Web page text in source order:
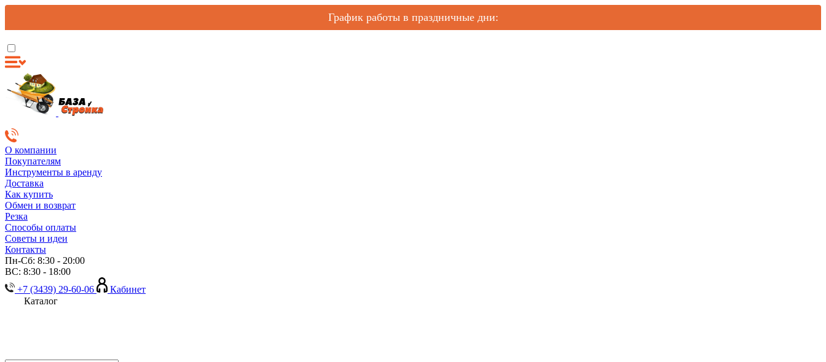
График работы в праздничные дни:
О компании
Покупателям
Инструменты в аренду
Доставка
Как купить
Обмен и возврат
Резка
Способы оплаты
Советы и идеи
Контакты
Пн-Сб: 8:30 - 20:00
ВС: 8:30 - 18:00
+7 (3439) 29-60-06
Кабинет
Каталог